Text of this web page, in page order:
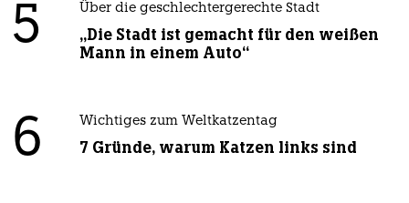
5 Über die geschlechtergerechte Stadt
„Die Stadt ist gemacht für den weißen
Mann in einem Auto“
6 Wichtiges zum Weltkatzentag
7 Gründe, warum Katzen links sind